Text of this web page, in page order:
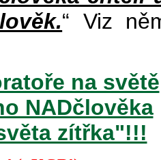
“ Viz
na světě
NADčlověka
zítřka"!!!